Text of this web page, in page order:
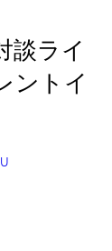
談ライ
ントイ